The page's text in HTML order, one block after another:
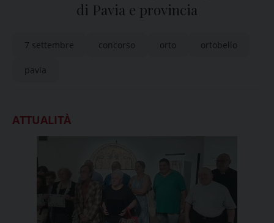
di Pavia e provincia
7 settembre concorso orto ortobello
pavia
ATTUALITÀ